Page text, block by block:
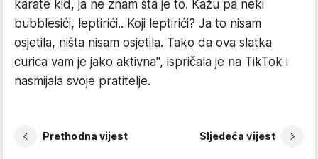
karate kid, ja ne znam šta je to. Kažu pa neki
bubblesići, leptirići.. Koji leptirići? Ja to nisam
osjetila, ništa nisam osjetila. Tako da ova slatka
curica vam je jako aktivna", ispričala je na TikTok i
nasmijala svoje pratitelje.
Prethodna vijest Sljedeća vijest